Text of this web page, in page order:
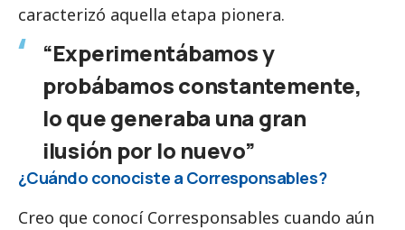
caracterizó aquella etapa pionera.
“Experimentábamos y
probábamos constantemente,
lo que generaba una gran
ilusión por lo nuevo”
¿Cuándo conociste a Corresponsables?
Creo que conocí Corresponsables cuando aún